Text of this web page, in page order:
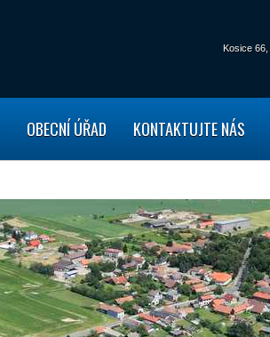
Kosice 66,
OBECNÍ ÚŘAD KONTAKTUJTE NÁS